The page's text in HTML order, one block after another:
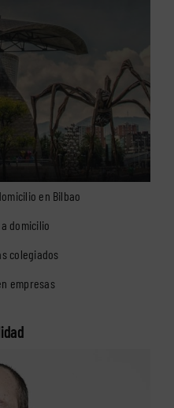
en Bilbao
domicilio
colegiados
empresas